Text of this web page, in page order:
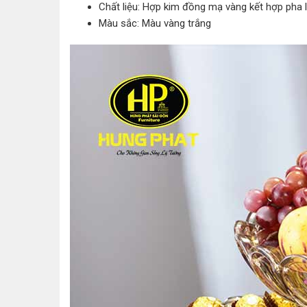
Chất liệu: Hợp kim đồng mạ vàng kết hợp pha
Màu sắc: Màu vàng trắng